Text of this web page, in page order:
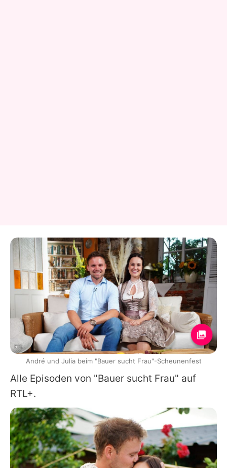
Alle Episoden von "Bauer sucht Frau" auf
RTL+.
RTL
André und Julia beim "Bauer sucht Frau"-Scheunenfest